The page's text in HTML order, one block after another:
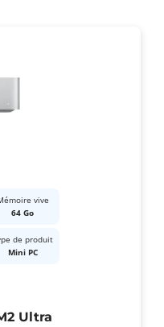
vive
64 Go
de produit
Mini PC
Ultra